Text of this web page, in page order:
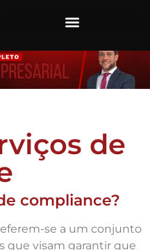
de
compliance?
se a um conjunto
que visam garantir que